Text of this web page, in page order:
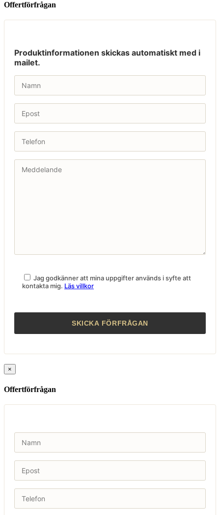
Offertförfrågan
Produktinformationen skickas automatiskt med i
mailet.
Jag godkänner att mina uppgifter används i syfte att
kontakta mig. Läs villkor
×
Offertförfrågan